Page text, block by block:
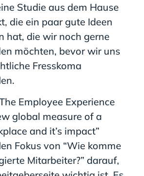
Studie aus dem Hause
die ein paar gute Ideen
hat, die wir noch gerne
möchten, bevor wir uns
Fresskoma
Employee Experience
global measure of a
and it’s impact”
Fokus von “Wie komme
Mitarbeiter?” darauf,